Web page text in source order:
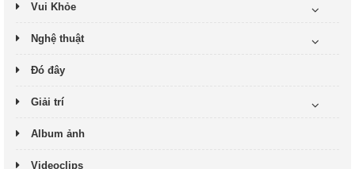
Vui Khỏe
Nghệ thuật
Đó đây
Giải trí
Album ảnh
Videoclips